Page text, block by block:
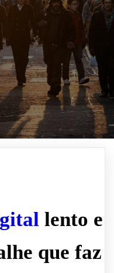
lento e
que faz